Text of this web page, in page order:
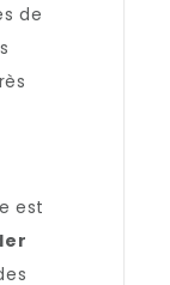
de
est